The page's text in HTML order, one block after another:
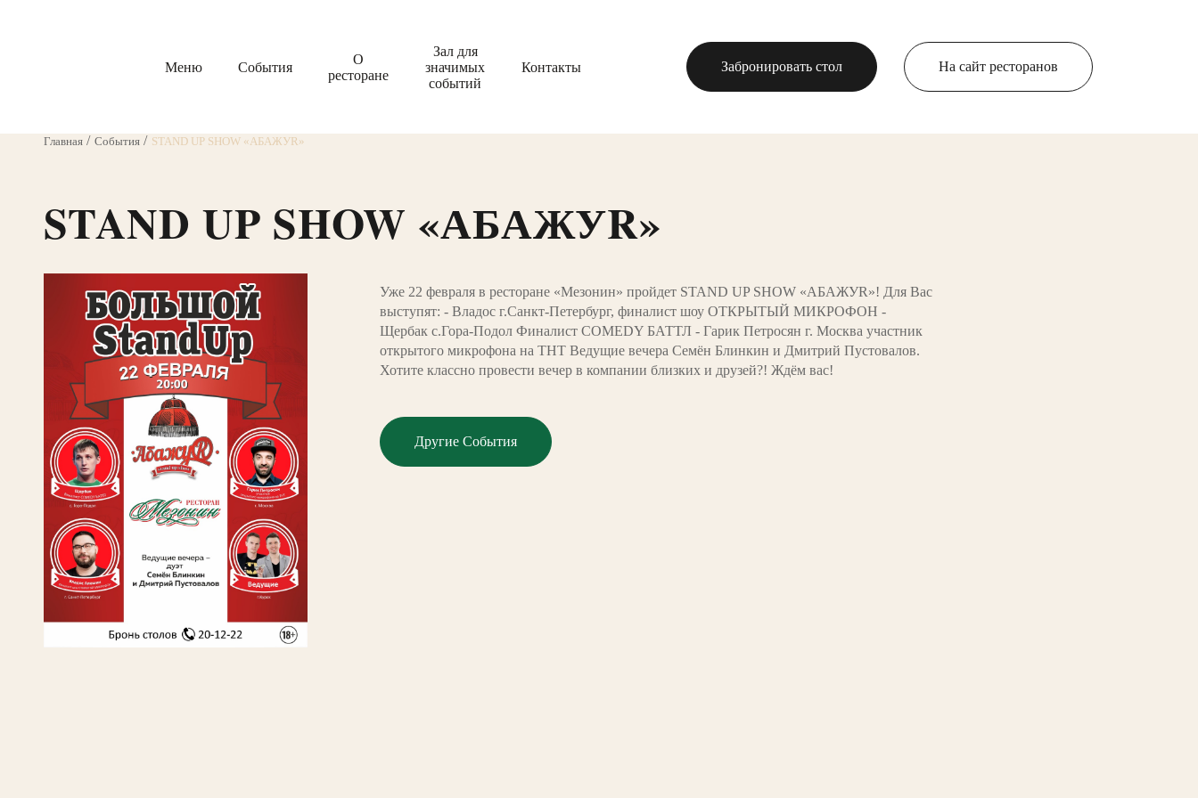
Меню События
О
ресторане
Зал для
значимых
событий
Контакты Забронировать стол На сайт ресторанов
Главная События STAND UP SHOW «АБАЖУR»
STAND UP SHOW «АБАЖУR»
Уже 22 февраля в ресторане «Мезонин» пройдет STAND UP SHOW «АБАЖУR»! Для Вас
выступят: - Владос г.Санкт-Петербург, финалист шоу ОТКРЫТЫЙ МИКРОФОН -
Щербак с.Гора-Подол Финалист COMEDY БАТТЛ - Гарик Петросян г. Москва участник
открытого микрофона на ТНТ Ведущие вечера Семён Блинкин и Дмитрий Пустовалов.
Хотите классно провести вечер в компании близких и друзей?! Ждём вас!
Другие События